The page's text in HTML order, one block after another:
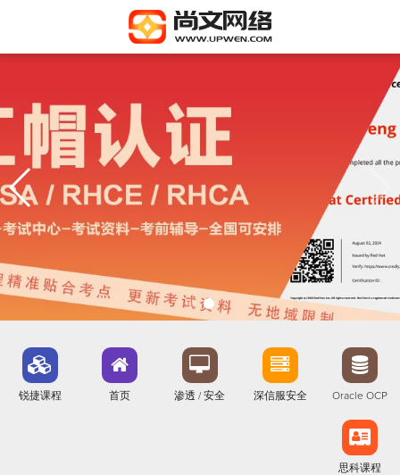
锐捷课程 首页 渗透 / 安全 深信服安全 Oracle OCP
思科课程